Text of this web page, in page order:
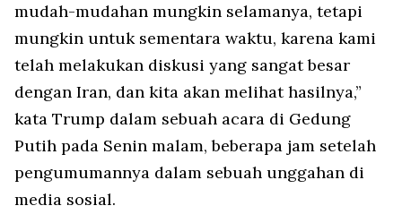
mudah-mudahan mungkin selamanya, tetapi
mungkin untuk sementara waktu, karena kami
telah melakukan diskusi yang sangat besar
dengan Iran, dan kita akan melihat hasilnya,”
kata Trump dalam sebuah acara di Gedung
Putih pada Senin malam, beberapa jam setelah
pengumumannya dalam sebuah unggahan di
media sosial.